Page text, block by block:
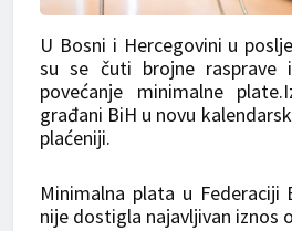
U Bosni i Hercegovini u
su se čuti brojne rasprave
povećanje minimalne
građani BiH u novu
plaćeniji.
Minimalna plata u Federaciji
nije dostigla najavljivan iznos